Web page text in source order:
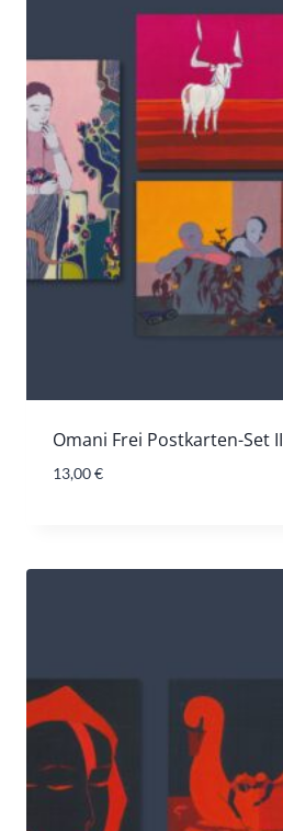
Omani Frei Postkarten-Set II
13,00€